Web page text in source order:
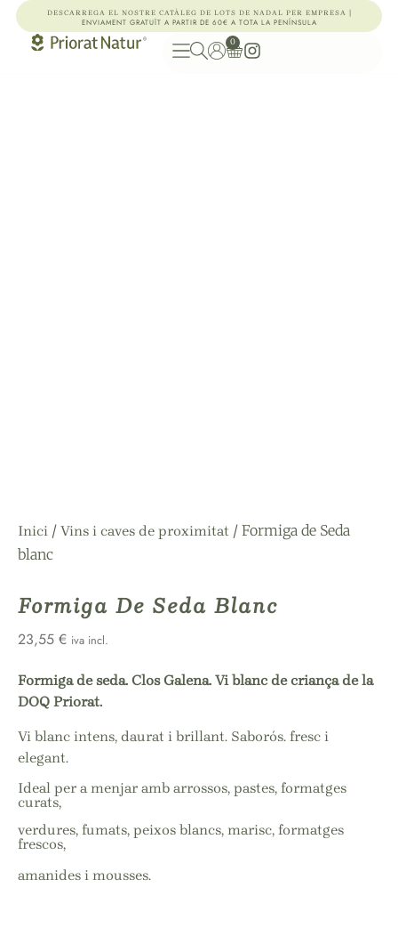
DESCARREGA EL NOSTRE CATÀLEG DE LOTS DE NADAL PER EMPRESA |
ENVIAMENT GRATUÏT A PARTIR DE 60€ A TOTA LA PENÍNSULA
0
Inici / Vins i caves de proximitat / Formiga de Seda
blanc
Formiga De Seda Blanc
23,55 € iva incl.
Formiga de seda. Clos Galena. Vi blanc de criança de la
DOQ Priorat.
Vi blanc intens, daurat i brillant. Saborós. fresc i
elegant.
Ideal per a menjar amb arrossos, pastes, formatges
curats,
verdures, fumats, peixos blancs, marisc, formatges
frescos,
amanides i mousses.